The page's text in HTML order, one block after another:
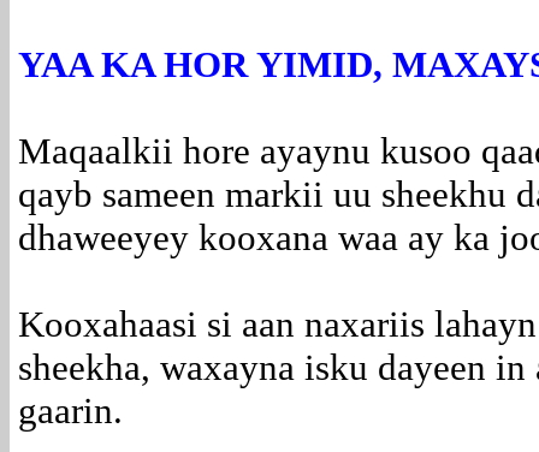
YAA KA HOR YIMID,
Maqaalkii hore ayaynu kusoo
qayb sameen markii uu sheekhu
dhaweeyey kooxana waa ay ka
Kooxahaasi si aan naxariis
sheekha, waxayna isku dayeen
gaarin.